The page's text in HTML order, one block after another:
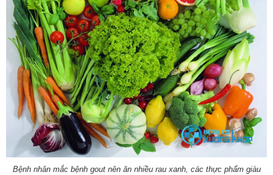
Bệnh nhân mắc bệnh gout nên ăn nhiều rau xanh, các thực phẩm giàu